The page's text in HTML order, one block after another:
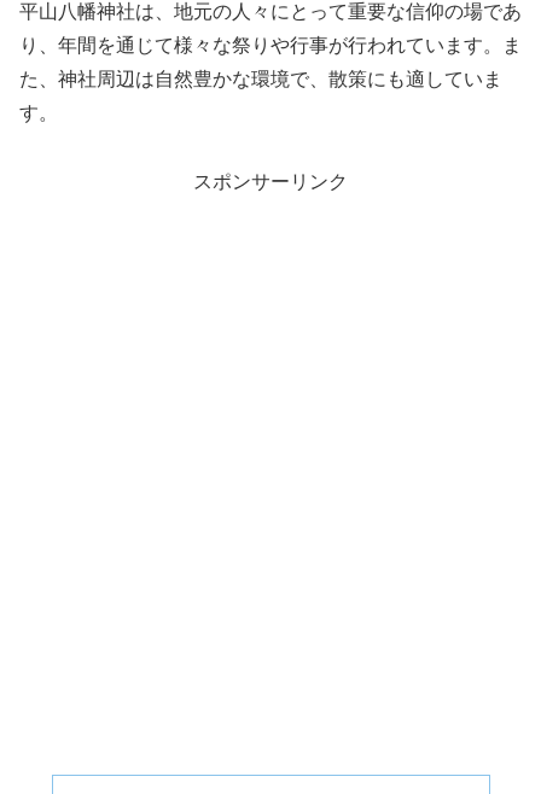
平山八幡神社は、地元の人々にとって重要な信仰の場であ
り、年間を通じて様々な祭りや行事が行われています。ま
た、神社周辺は自然豊かな環境で、散策にも適していま
す。
スポンサーリンク